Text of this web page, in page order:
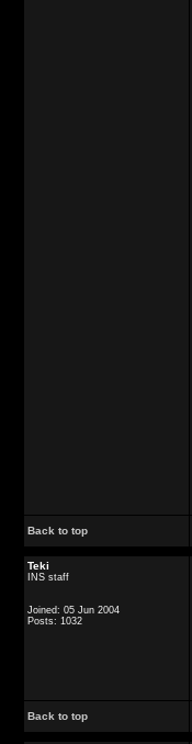
Back to top
Teki
INS staff
Joined: 05 Jun 2004
Posts: 1032
Back to top